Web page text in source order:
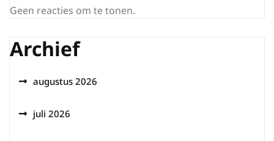
Geen reacties om te tonen.
Archief
augustus 2026
juli 2026